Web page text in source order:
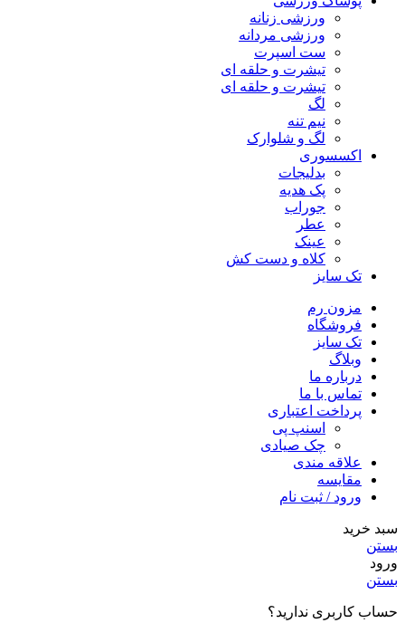
ورزشی زنانه
ورزشی مردانه
ست اسپرت
تیشرت و حلقه ای
تیشرت و حلقه ای
لگ
نیم تنه
لگ و شلوارک
اکسسوری
بدلیجات
پک هدیه
جوراب
عطر
عینک
کلاه و دست کش
تک سایز
مزون رم
فروشگاه
تک سایز
وبلاگ
درباره ما
تماس با ما
پرداخت اعتباری
اسنپ پی
چک صیادی
علاقه مندی
مقايسه
ورود / ثبت نام
سبد خرید
بستن
ورود
بستن
حساب کاربری ندارید؟